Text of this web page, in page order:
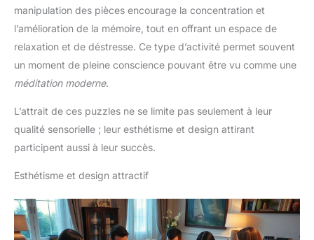
manipulation des pièces encourage la concentration et
l’amélioration de la mémoire, tout en offrant un espace de
relaxation et de déstresse. Ce type d’activité permet souvent
un moment de pleine conscience pouvant être vu comme une
méditation moderne.
L’attrait de ces puzzles ne se limite pas seulement à leur
qualité sensorielle ; leur esthétisme et design attirant
participent aussi à leur succès.
Esthétisme et design attractif